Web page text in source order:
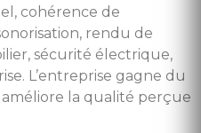
cohérence de
rendu de
sécurité électrique,
L’entreprise gagne du
la qualité perçue